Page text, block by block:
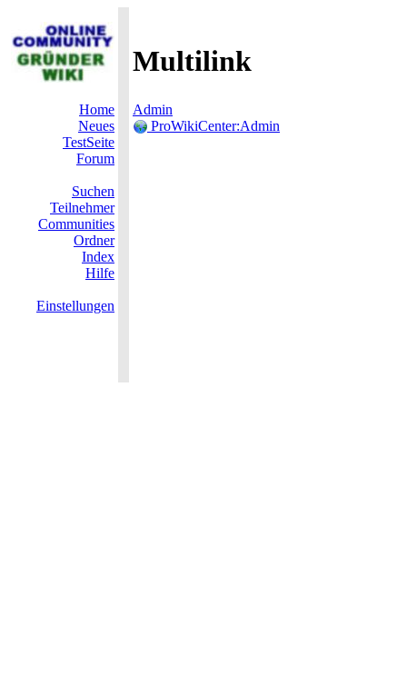
Multilink
Home
Neues
TestSeite
Forum
Suchen
Teilnehmer
Communities
Ordner
Index
Hilfe
Einstellungen
Admin
ProWikiCenter:Admin